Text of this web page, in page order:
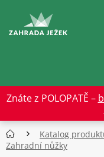
obsah
Znáte z POLOPATĚ –
Katalog
Zahradní nůžky